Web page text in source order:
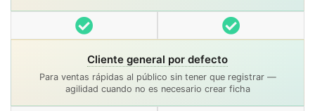
Incluido Incluido
Cliente general por defecto
Para ventas rápidas al público sin tener que registrar —
agilidad cuando no es necesario crear ficha